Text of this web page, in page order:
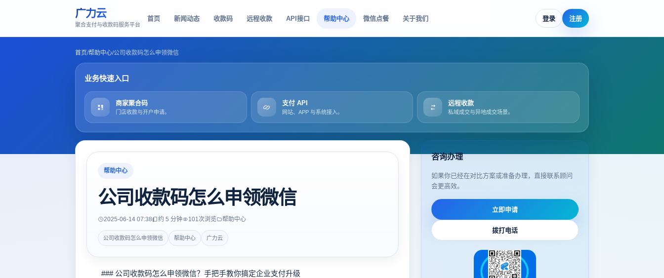
广力云
聚合支付与收款码服务平台
首页 新闻动态 收款码 远程收款 API接口 帮助中心 微信点餐 关于我们 登录 注册
首页/帮助中心/公司收款码怎么申领微信
业务快速入口
商家聚合码
门店收款与开户申请。
支付 API
网站、APP 与系统接入。
远程收款
私域成交与异地成交场景。
帮助中心
公司收款码怎么申领微信
2025-06-14 07:38 约 5 分钟 101次浏览 帮助中心
公司收款码怎么申领微信 帮助中心 广力云
### 公司收款码怎么申领微信？手把手教你搞定企业支付升级
咨询办理
如果你已经在对比方案或准备办理，直接联系顾问
会更高效。
立即申请
拨打电话